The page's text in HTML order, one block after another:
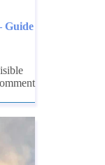
Guide